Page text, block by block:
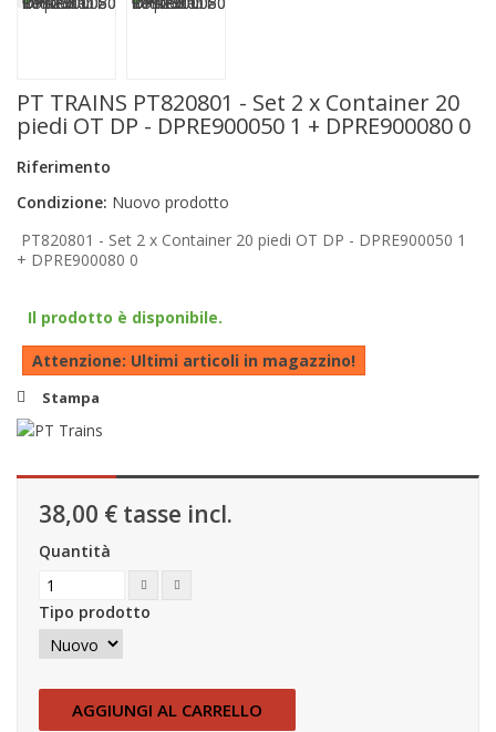
PT TRAINS PT820801 - Set 2 x Container 20
piedi OT DP - DPRE900050 1 + DPRE900080 0
Riferimento
Condizione: Nuovo prodotto
PT820801 - Set 2 x Container 20 piedi OT DP - DPRE900050 1
+ DPRE900080 0
Il prodotto è disponibile.
Attenzione: Ultimi articoli in magazzino!
Stampa
38,00 € tasse incl.
Quantità
Tipo prodotto
AGGIUNGI AL CARRELLO